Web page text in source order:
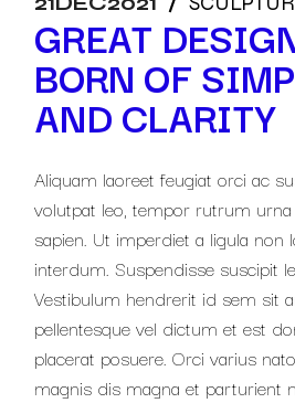
GREAT
BORN OF
AND CLARITY
Aliquam laoreet feugiat orci ac
volutpat leo, tempor rutrum
sapien. Ut imperdiet a ligula non
interdum. Suspendisse suscipit
Vestibulum hendrerit id sem sit
pellentesque vel dictum et est
placerat posuere. Orci varius
magnis dis magna et parturient